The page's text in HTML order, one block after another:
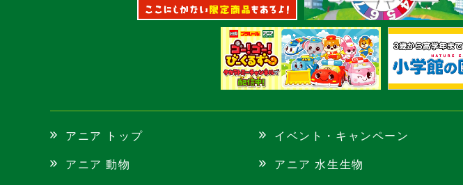
アニア トップ イベント・ キャンペーン
アニア 動物 アニア 水生生物